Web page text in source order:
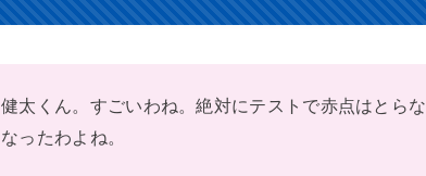
健太くん。すごいわね。絶対にテストで赤点はとら
なったわよね。